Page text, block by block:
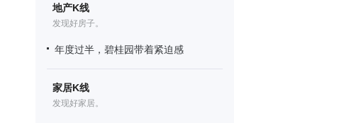
地产K线
发现好房子。
年度过半，碧桂园带着紧迫感
家居K线
发现好家居。